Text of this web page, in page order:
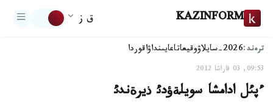
KAZINFORM ق ز
ترەند:2026-سايلاۋ وقيعاتاعايىنداۋاقوردا
09:53, 03 قاراشا 2012
ءپئل ادامشا سويلةؤدئ ذيرةندئ